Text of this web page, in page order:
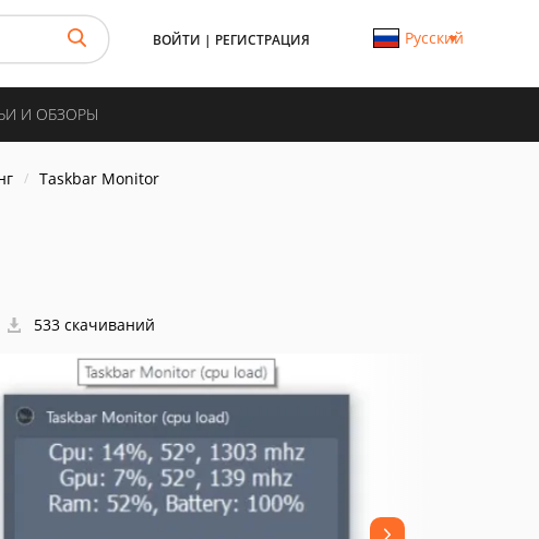
ВОЙТИ | РЕГИСТРАЦИЯ Русский
И ОБЗОРЫ
Taskbar Monitor
533 скачиваний